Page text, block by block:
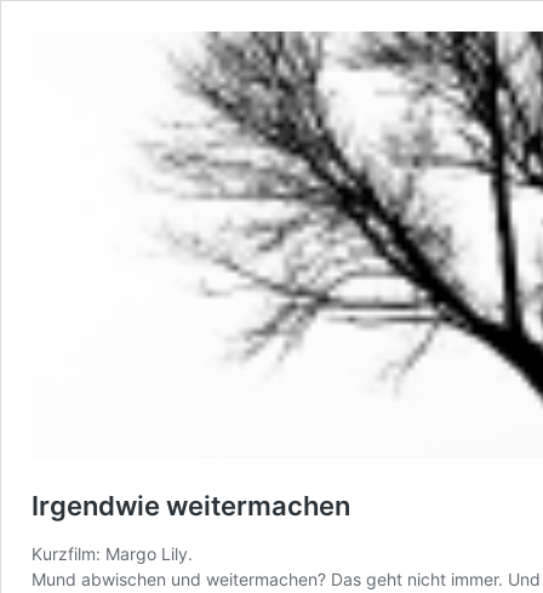
Irgendwie weitermachen
Kurzfilm: Margo Lily.
Mund abwischen und weitermachen? Das geht nicht immer.